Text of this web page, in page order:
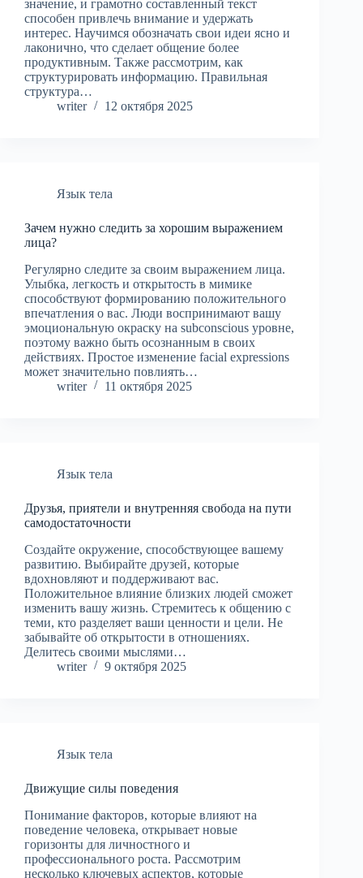
значение, и грамотно составленный текст
способен привлечь внимание и удержать
интерес. Научимся обозначать свои идеи ясно и
лаконично, что сделает общение более
продуктивным. Также рассмотрим, как
структурировать информацию. Правильная
структура…
writer
12 октября 2025
Язык тела
Зачем нужно следить за хорошим выражением
лица?
Регулярно следите за своим выражением лица.
Улыбка, легкость и открытость в мимике
способствуют формированию положительного
впечатления о вас. Люди воспринимают вашу
эмоциональную окраску на subconscious уровне,
поэтому важно быть осознанным в своих
действиях. Простое изменение facial expressions
может значительно повлиять…
writer
11 октября 2025
Язык тела
Друзья, приятели и внутренняя свобода на пути
самодостаточности
Создайте окружение, способствующее вашему
развитию. Выбирайте друзей, которые
вдохновляют и поддерживают вас.
Положительное влияние близких людей сможет
изменить вашу жизнь. Стремитесь к общению с
теми, кто разделяет ваши ценности и цели. Не
забывайте об открытости в отношениях.
Делитесь своими мыслями…
writer
9 октября 2025
Язык тела
Движущие силы поведения
Понимание факторов, которые влияют на
поведение человека, открывает новые
горизонты для личностного и
профессионального роста. Рассмотрим
несколько ключевых аспектов, которые